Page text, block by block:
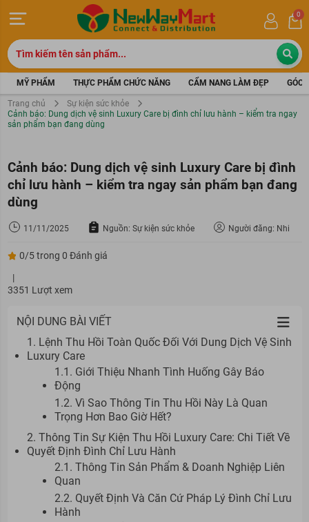
0
MỸ PHẨM THỰC PHẨM CHỨC NĂNG CẨM NANG LÀM ĐẸP GÓC
Trang chủ
Sự kiện sức khỏe
Cảnh báo: Dung dịch vệ sinh Luxury Care bị đình chỉ lưu hành – kiểm tra ngay
sản phẩm bạn đang dùng
Cảnh báo: Dung dịch vệ sinh Luxury Care bị đình
chỉ lưu hành – kiểm tra ngay sản phẩm bạn đang
dùng
11/11/2025 Nguồn: Sự kiện sức khỏe Người đăng: Nhi
0/5 trong 0 Đánh giá
|
3351 Lượt xem
NỘI DUNG BÀI VIẾT
1. Lệnh Thu Hồi Toàn Quốc Đối Với Dung Dịch Vệ Sinh
Luxury Care
1.1. Giới Thiệu Nhanh Tình Huống Gây Báo
Động
1.2. Vì Sao Thông Tin Thu Hồi Này Là Quan
Trọng Hơn Bao Giờ Hết?
2. Thông Tin Sự Kiện Thu Hồi Luxury Care: Chi Tiết Về
Quyết Định Đình Chỉ Lưu Hành
2.1. Thông Tin Sản Phẩm & Doanh Nghiệp Liên
Quan
2.2. Quyết Định Và Căn Cứ Pháp Lý Đình Chỉ Lưu
Hành